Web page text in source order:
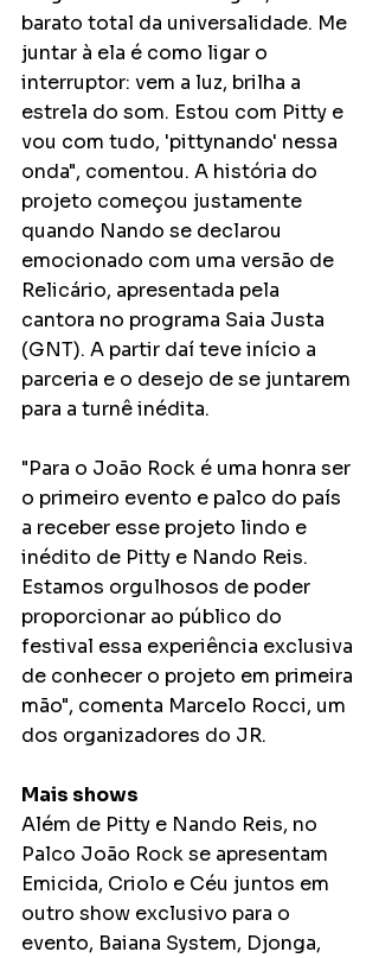
barato total da universalidade. Me
juntar à ela é como ligar o
interruptor: vem a luz, brilha a
estrela do som. Estou com Pitty e
vou com tudo, 'pittynando' nessa
onda", comentou. A história do
projeto começou justamente
quando Nando se declarou
emocionado com uma versão de
Relicário, apresentada pela
cantora no programa Saia Justa
(GNT). A partir daí teve início a
parceria e o desejo de se juntarem
para a turnê inédita.
"Para o João Rock é uma honra ser
o primeiro evento e palco do país
a receber esse projeto lindo e
inédito de Pitty e Nando Reis.
Estamos orgulhosos de poder
proporcionar ao público do
festival essa experiência exclusiva
de conhecer o projeto em primeira
mão", comenta Marcelo Rocci, um
dos organizadores do JR.
Mais shows
Além de Pitty e Nando Reis, no
Palco João Rock se apresentam
Emicida, Criolo e Céu juntos em
outro show exclusivo para o
evento, Baiana System, Djonga,